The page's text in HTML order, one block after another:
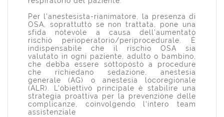
Per l'anestesista-rianimatore, la presenza di
OSA, soprattutto se non trattata, pone una
sfida notevole a causa dell'aumentato
rischio perioperatorio/periprocedurale. È
indispensabile che il rischio OSA sia
valutato in ogni paziente, adulto o bambino,
che debba essere sottoposto a procedure
che richiedano sedazione, anestesia
generale (AG) o anestesia locoregionale
(ALR). L'obiettivo principale è stabilire una
strategia proattiva per la prevenzione delle
complicanze, coinvolgendo l'intero team
assistenziale